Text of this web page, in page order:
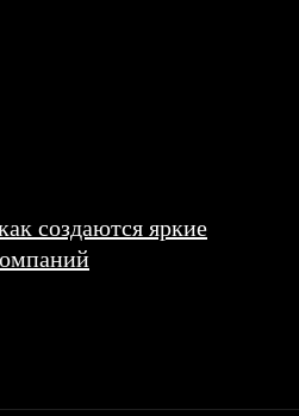
создаются яркие